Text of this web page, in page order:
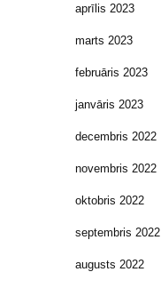
aprīlis 2023
marts 2023
februāris 2023
janvāris 2023
decembris 2022
novembris 2022
oktobris 2022
septembris 2022
augusts 2022